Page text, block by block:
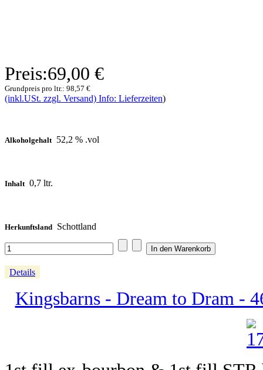
Preis:69,00 €
Grundpreis pro ltr.: 98,57 €
(inkl.USt. zzgl. Versand) Info: Lieferzeiten)
Alkoholgehalt 52,2 % .vol
Inhalt 0,7 ltr.
Herkunftsland Schottland
Details
Kingsbarns - Dream to Dram -